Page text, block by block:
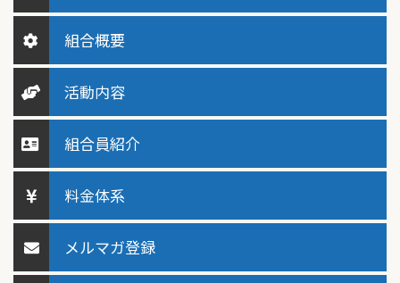
組合概要
活動内容
組合員紹介
料金体系
メルマガ登録